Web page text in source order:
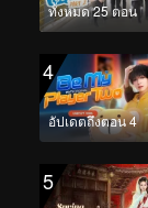
ทั้งหมด 25 ตอน
4
อัปเดตถึงตอน 4
5